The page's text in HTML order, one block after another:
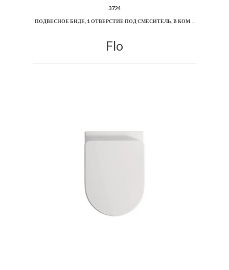
3724
ПОДВЕСНОЕ БИДЕ, 1 ОТВЕРСТИЕ ПОД СМЕСИТЕЛЬ, В КОМПЛЕКТЕ С ШУМОИЗОЛЯЦИОННОЙ ПЛАСТИНОЙ
Flo